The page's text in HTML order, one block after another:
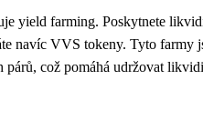
yield farming. Poskytnete
navíc VVS tokeny. Tyto farmy
párů, což pomáhá udržovat